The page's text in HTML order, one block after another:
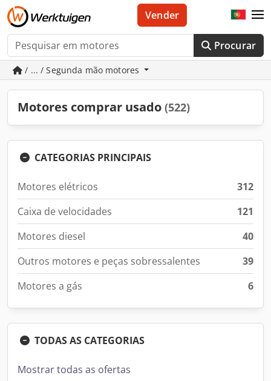
Procurar
Vender
/ ... / Segunda mão motores
Motores comprar usado (522)
CATEGORIAS PRINCIPAIS
Motores elétricos
312
Caixa de velocidades
121
Motores diesel
40
Outros motores e peças sobressalentes
39
Motores a gás
6
TODAS AS CATEGORIAS
Mostrar todas as ofertas